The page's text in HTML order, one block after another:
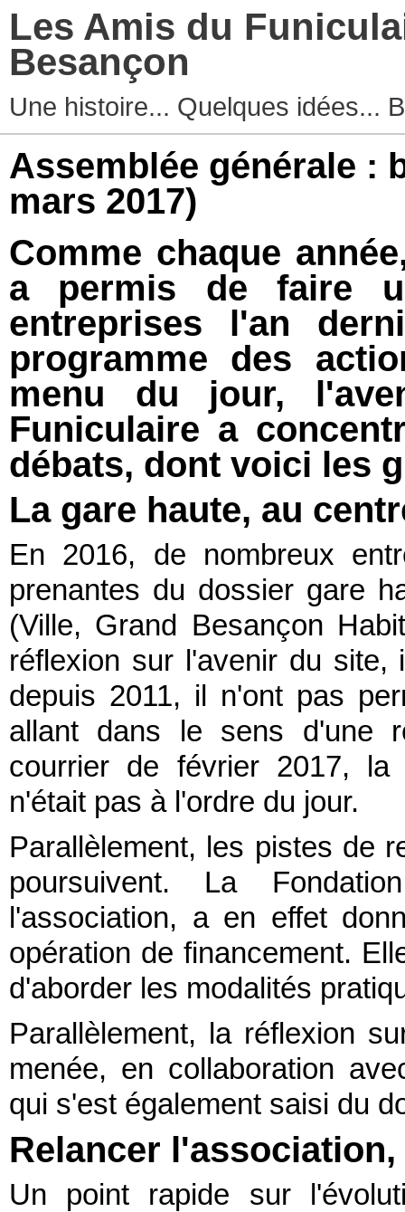
Les Amis du
Besançon
Une histoire... Quelques idées...
Assemblée générale :
mars 2017)
Comme chaque
a permis de faire
entreprises l'an
programme des
menu du jour,
Funiculaire a
débats, dont voici les
La gare haute, au
En 2016, de nombreux
prenantes du dossier gare
(Ville, Grand Besançon
réflexion sur l'avenir du site,
depuis 2011, il n'ont pas
allant dans le sens d'une
courrier de février 2017, la
n'était pas à l'ordre du jour.
Parallèlement, les pistes de
poursuivent. La
l'association, a en effet
opération de financement.
d'aborder les modalités
Parallèlement, la réflexion
menée, en collaboration
qui s'est également saisi du
Relancer
Un point rapide sur